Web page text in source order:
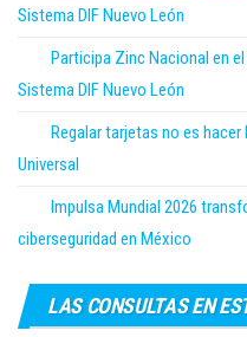
Sistema DIF Nuevo León
Participa Zinc Nacional en
Sistema DIF Nuevo León
Regalar tarjetas no es hacer
Universal
Impulsa Mundial 2026
ciberseguridad en México
LAS CONSULTAS EN